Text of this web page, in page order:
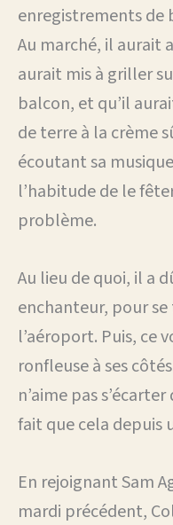
enregistrements de
Au marché, il aurait
aurait mis à griller
balcon, et qu’il
de terre à la crème
écoutant sa
l’habitude de le
problème.
Au lieu de quoi, il a
enchanteur, pour se
l’aéroport. Puis,
ronfleuse à ses
n’aime pas
fait que cela depuis
En rejoignant Sam
mardi précédent,